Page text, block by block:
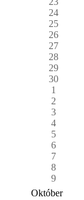
24
25
26
27
28
29
30
1
2
3
4
5
6
7
8
9
Október